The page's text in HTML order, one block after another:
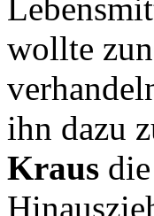
wollte
ihn dazu
Kraus